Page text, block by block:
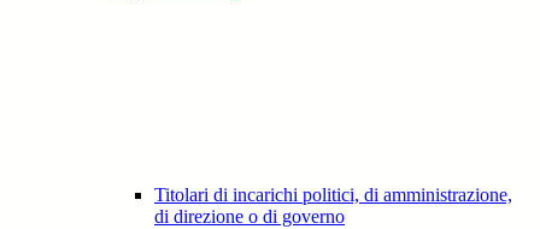
Titolari di incarichi politici, di amministrazione,
di direzione o di governo